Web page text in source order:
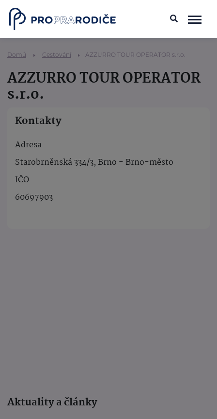
Domů Cestování AZZURRO TOUR OPERATOR s.r.o.
AZZURRO TOUR OPERATOR
s.r.o.
Kontakty
Adresa
Starobrněnská 334/3, Brno - Brno-město
IČO
60697903
Aktuality a články